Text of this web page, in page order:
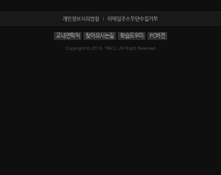
교내연락처 찾아오시는길 학습도우미 PC버전